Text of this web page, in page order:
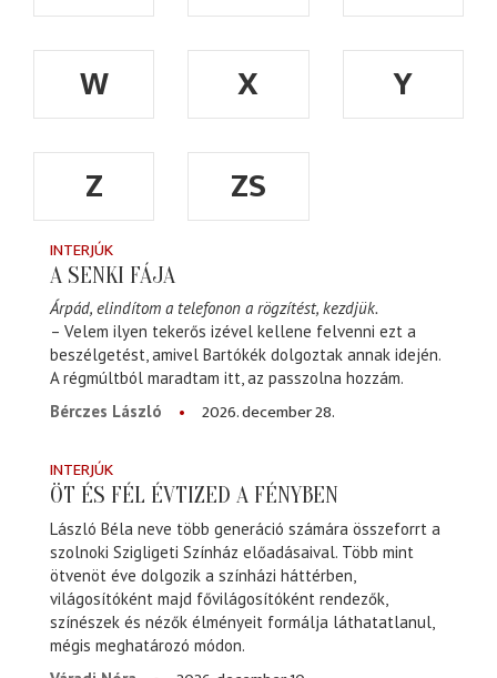
W
X
Y
Z
ZS
INTERJÚK
A SENKI FÁJA
Árpád, elindítom a telefonon a rögzítést, kezdjük.
– Velem ilyen tekerős izével kellene felvenni ezt a
beszélgetést, amivel Bartókék dolgoztak annak idején.
A régmúltból maradtam itt, az passzolna hozzám.
Bérczes László
2026. december 28.
INTERJÚK
ÖT ÉS FÉL ÉVTIZED A FÉNYBEN
László Béla neve több generáció számára összeforrt a
szolnoki Szigligeti Színház előadásaival. Több mint
ötvenöt éve dolgozik a színházi háttérben,
világosítóként majd fővilágosítóként rendezők,
színészek és nézők élményeit formálja láthatatlanul,
mégis meghatározó módon.